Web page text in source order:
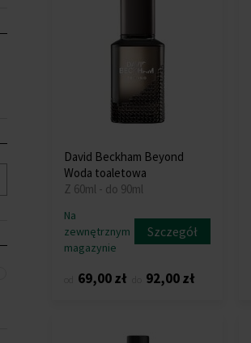
David Beckham Beyond
Woda toaletowa
Z 60ml - do 90ml
Na
zewnętrznym
magazynie
Szczegół
69,00 zł 92,00 zł